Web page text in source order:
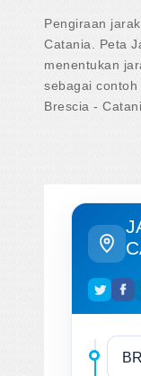
Pengiraan
Catania. Peta
menentukan
sebagai
Brescia -